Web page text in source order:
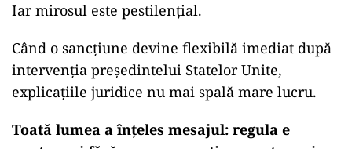
Iar mirosul este pestilențial.
Când o sancțiune devine flexibilă imediat după
intervenția președintelui Statelor Unite,
explicațiile juridice nu mai spală mare lucru.
Toată lumea a înțeles mesajul: regula e